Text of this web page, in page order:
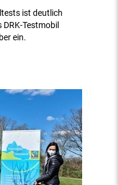
ist deutlich
Testmobil
ein.